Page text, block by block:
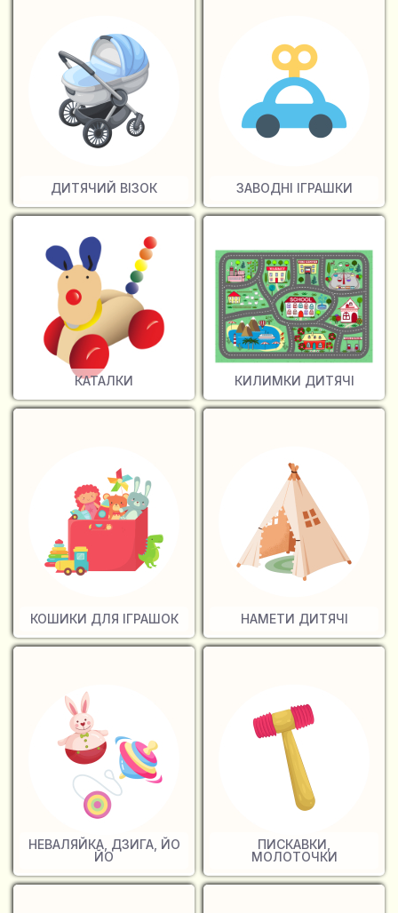
ДИТЯЧИЙ ВІЗОК ЗАВОДНІ ІГРАШКИ
КАТАЛКИ КИЛИМКИ ДИТЯЧІ
КОШИКИ ДЛЯ ІГРАШОК НАМЕТИ ДИТЯЧІ
НЕВАЛЯЙКА, ДЗИГА, ЙО
ЙО
ПИСКАВКИ,
МОЛОТОЧКИ